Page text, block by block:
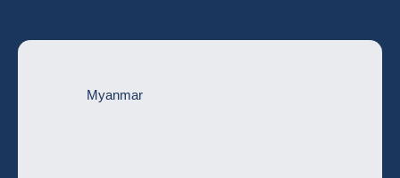
Myanmar